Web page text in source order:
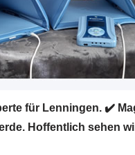
für Lenningen. ✔️
Hoffentlich sehen